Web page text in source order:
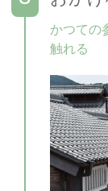
かつての
触れる